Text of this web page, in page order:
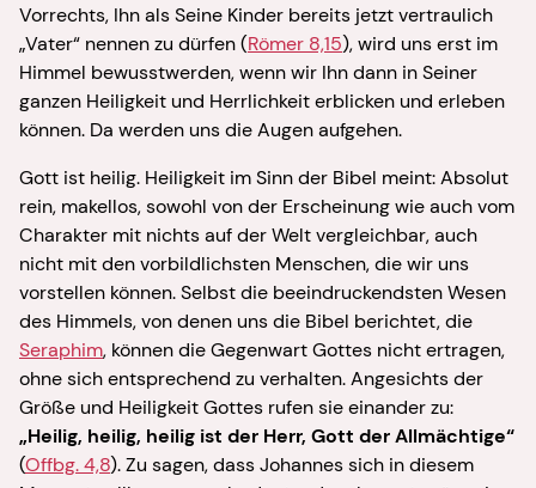
Vorrechts, Ihn als Seine Kinder bereits jetzt vertraulich
„Vater“ nennen zu dürfen (Römer 8,15), wird uns erst im
Himmel bewusstwerden, wenn wir Ihn dann in Seiner
ganzen Heiligkeit und Herrlichkeit erblicken und erleben
können. Da werden uns die Augen aufgehen.
Gott ist heilig. Heiligkeit im Sinn der Bibel meint: Absolut
rein, makellos, sowohl von der Erscheinung wie auch vom
Charakter mit nichts auf der Welt vergleichbar, auch
nicht mit den vorbildlichsten Menschen, die wir uns
vorstellen können. Selbst die beeindruckendsten Wesen
des Himmels, von denen uns die Bibel berichtet, die
Seraphim, können die Gegenwart Gottes nicht ertragen,
ohne sich entsprechend zu verhalten. Angesichts der
Größe und Heiligkeit Gottes rufen sie einander zu:
„Heilig, heilig, heilig ist der Herr, Gott der Allmächtige“
(Offbg. 4,8). Zu sagen, dass Johannes sich in diesem